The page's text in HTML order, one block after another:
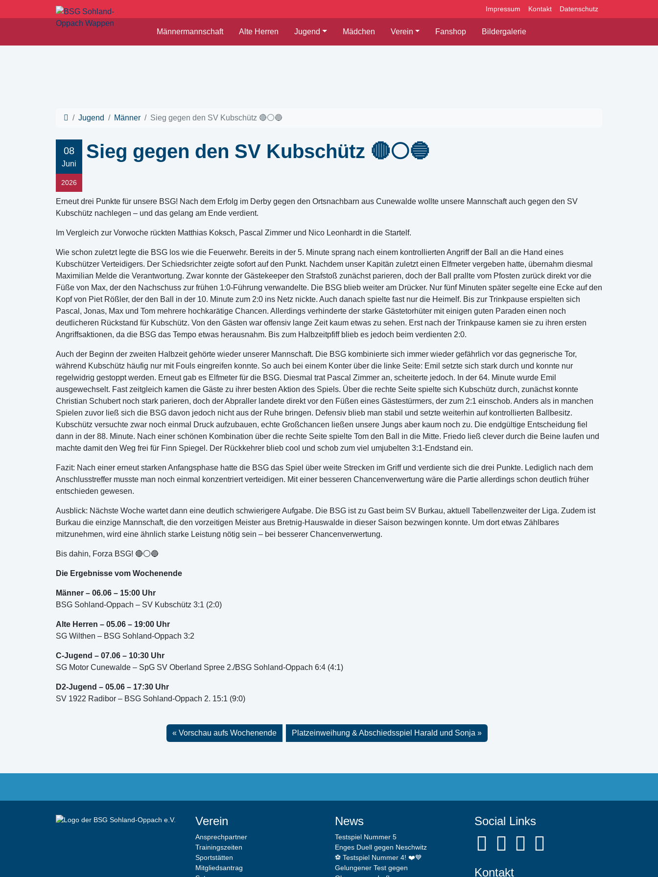
Impressum Kontakt Datenschutz
Männermannschaft Alte Herren Jugend Mädchen Verein Fanshop Bildergalerie
Jugend Männer Sieg gegen den SV Kubschütz 🔴⚪🔵
08
Juni
2026
Sieg gegen den SV Kubschütz 🔴⚪🔵
Erneut drei Punkte für unsere BSG! Nach dem Erfolg im Derby gegen den Ortsnachbarn aus Cunewalde wollte unsere Mannschaft auch gegen den SV
Kubschütz nachlegen – und das gelang am Ende verdient.
Im Vergleich zur Vorwoche rückten Matthias Koksch, Pascal Zimmer und Nico Leonhardt in die Startelf.
Wie schon zuletzt legte die BSG los wie die Feuerwehr. Bereits in der 5. Minute sprang nach einem kontrollierten Angriff der Ball an die Hand eines
Kubschützer Verteidigers. Der Schiedsrichter zeigte sofort auf den Punkt. Nachdem unser Kapitän zuletzt einen Elfmeter vergeben hatte, übernahm diesmal
Maximilian Melde die Verantwortung. Zwar konnte der Gästekeeper den Strafstoß zunächst parieren, doch der Ball prallte vom Pfosten zurück direkt vor die
Füße von Max, der den Nachschuss zur frühen 1:0-Führung verwandelte. Die BSG blieb weiter am Drücker. Nur fünf Minuten später segelte eine Ecke auf den
Kopf von Piet Rößler, der den Ball in der 10. Minute zum 2:0 ins Netz nickte. Auch danach spielte fast nur die Heimelf. Bis zur Trinkpause erspielten sich
Pascal, Jonas, Max und Tom mehrere hochkarätige Chancen. Allerdings verhinderte der starke Gästetorhüter mit einigen guten Paraden einen noch
deutlicheren Rückstand für Kubschütz. Von den Gästen war offensiv lange Zeit kaum etwas zu sehen. Erst nach der Trinkpause kamen sie zu ihren ersten
Angriffsaktionen, da die BSG das Tempo etwas herausnahm. Bis zum Halbzeitpfiff blieb es jedoch beim verdienten 2:0.
Auch der Beginn der zweiten Halbzeit gehörte wieder unserer Mannschaft. Die BSG kombinierte sich immer wieder gefährlich vor das gegnerische Tor,
während Kubschütz häufig nur mit Fouls eingreifen konnte. So auch bei einem Konter über die linke Seite: Emil setzte sich stark durch und konnte nur
regelwidrig gestoppt werden. Erneut gab es Elfmeter für die BSG. Diesmal trat Pascal Zimmer an, scheiterte jedoch. In der 64. Minute wurde Emil
ausgewechselt. Fast zeitgleich kamen die Gäste zu ihrer besten Aktion des Spiels. Über die rechte Seite spielte sich Kubschütz durch, zunächst konnte
Christian Schubert noch stark parieren, doch der Abpraller landete direkt vor den Füßen eines Gästestürmers, der zum 2:1 einschob. Anders als in manchen
Spielen zuvor ließ sich die BSG davon jedoch nicht aus der Ruhe bringen. Defensiv blieb man stabil und setzte weiterhin auf kontrollierten Ballbesitz.
Kubschütz versuchte zwar noch einmal Druck aufzubauen, echte Großchancen ließen unsere Jungs aber kaum noch zu. Die endgültige Entscheidung fiel
dann in der 88. Minute. Nach einer schönen Kombination über die rechte Seite spielte Tom den Ball in die Mitte. Friedo ließ clever durch die Beine laufen und
machte damit den Weg frei für Finn Spiegel. Der Rückkehrer blieb cool und schob zum viel umjubelten 3:1-Endstand ein.
Fazit: Nach einer erneut starken Anfangsphase hatte die BSG das Spiel über weite Strecken im Griff und verdiente sich die drei Punkte. Lediglich nach dem
Anschlusstreffer musste man noch einmal konzentriert verteidigen. Mit einer besseren Chancenverwertung wäre die Partie allerdings schon deutlich früher
entschieden gewesen.
Ausblick: Nächste Woche wartet dann eine deutlich schwierigere Aufgabe. Die BSG ist zu Gast beim SV Burkau, aktuell Tabellenzweiter der Liga. Zudem ist
Burkau die einzige Mannschaft, die den vorzeitigen Meister aus Bretnig-Hauswalde in dieser Saison bezwingen konnte. Um dort etwas Zählbares
mitzunehmen, wird eine ähnlich starke Leistung nötig sein – bei besserer Chancenverwertung.
Bis dahin, Forza BSG! 🔴⚪🔵
Die Ergebnisse vom Wochenende
Männer – 06.06 – 15:00 Uhr
BSG Sohland-Oppach – SV Kubschütz 3:1 (2:0)
Alte Herren – 05.06 – 19:00 Uhr
SG Wilthen – BSG Sohland-Oppach 3:2
C-Jugend – 07.06 – 10:30 Uhr
SG Motor Cunewalde – SpG SV Oberland Spree 2./BSG Sohland-Oppach 6:4 (4:1)
D2-Jugend – 05.06 – 17:30 Uhr
SV 1922 Radibor – BSG Sohland-Oppach 2. 15:1 (9:0)
Vorschau aufs Wochenende Platzeinweihung & Abschiedsspiel Harald und Sonja
Verein
Ansprechpartner
Trainingszeiten
Sportstätten
Mitgliedsantrag
News
Testspiel Nummer 5
Enges Duell gegen Neschwitz
⚽️ Testspiel Nummer 4! ❤️💙
Gelungener Test gegen
Social Links
Kontakt